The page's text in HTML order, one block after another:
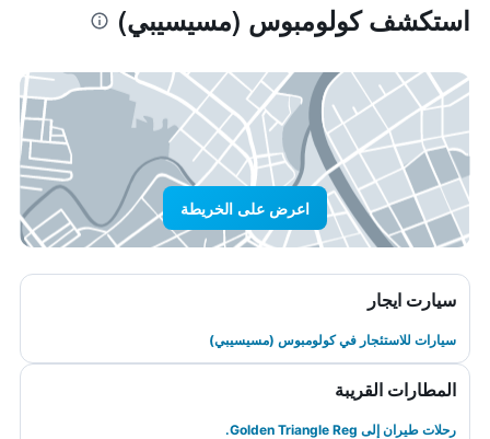
استكشف كولومبوس (مسيسيبي)
اعرض على الخريطة
سيارت ايجار
سيارات للاستئجار في كولومبوس (مسيسيبي)
المطارات القريبة
رحلات طيران إلى Golden Triangle Reg.